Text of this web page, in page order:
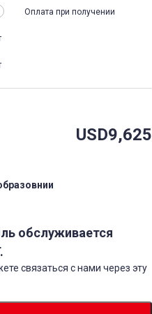
Оплата при получении
USD9,625
обслуживается
связаться с нами через эту